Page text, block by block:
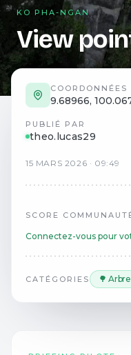
KO PHA-NGAN
View
COORDONNÉES
9.68966,
PUBLIÉ PAR
theo.lucas29
15 MARS 2026 · 09:49
SCORE
Connectez-vous pour
CATÉGORIES 🌳